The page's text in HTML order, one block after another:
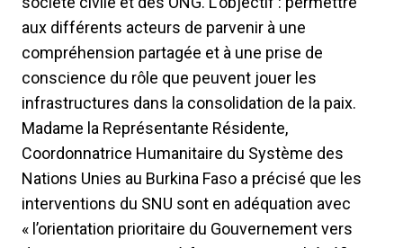
aux différents acteurs de parvenir à une
compréhension partagée et à une prise de
conscience du rôle que peuvent jouer les
infrastructures dans la consolidation de la paix.
Madame la Représentante Résidente,
Coordonnatrice Humanitaire du Système des
Nations Unies au Burkina Faso a précisé que les
interventions du SNU sont en adéquation avec
« l’orientation prioritaire du Gouvernement vers